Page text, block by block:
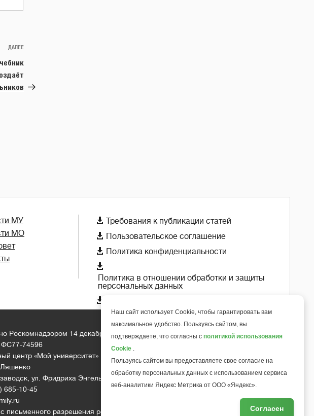
Следующая
запись
ДАЛЕЕ
МУ
МО
 Требования к публикации статей
 Пользовательское соглашение
 Политика конфиденциальности

Политика в отношении обработки и защиты
персональных данных

Роскомнадзором 14 декабря 2018 года
74596
центр «Мой университет»
Ляшенко
ул. Фридриха Энгельса д.10, офис 211
685-10-45
письменного разрешения редакции
6+
Наш сайт использует Cookie, чтобы гарантировать вам
максимальное удобство. Пользуясь сайтом, вы
подтверждаете, что согласны с политикой использования
Cookie .
Пользуясь сайтом вы предоставляете свое согласие на
обработку персональных данных с использованием сервиса
веб-аналитики Яндекс Метрика от ООО «Яндекс».
Согласен